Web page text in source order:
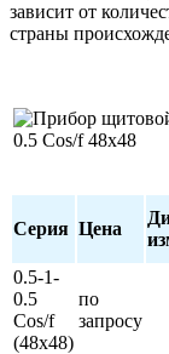
зависит от
страны
Серия Цена
0.5-1-
0.5
Cos/f
(48х48)
по
запросу